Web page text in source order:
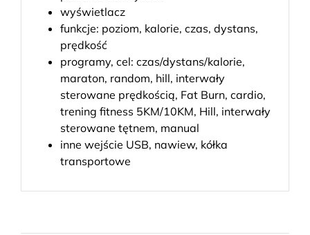
wyświetlacz
funkcje: poziom, kalorie, czas, dystans,
prędkość
programy, cel: czas/dystans/kalorie,
maraton, random, hill, interwały
sterowane prędkością, Fat Burn, cardio,
trening fitness 5KM/10KM, Hill, interwały
sterowane tętnem, manual
inne wejście USB, nawiew, kółka
transportowe